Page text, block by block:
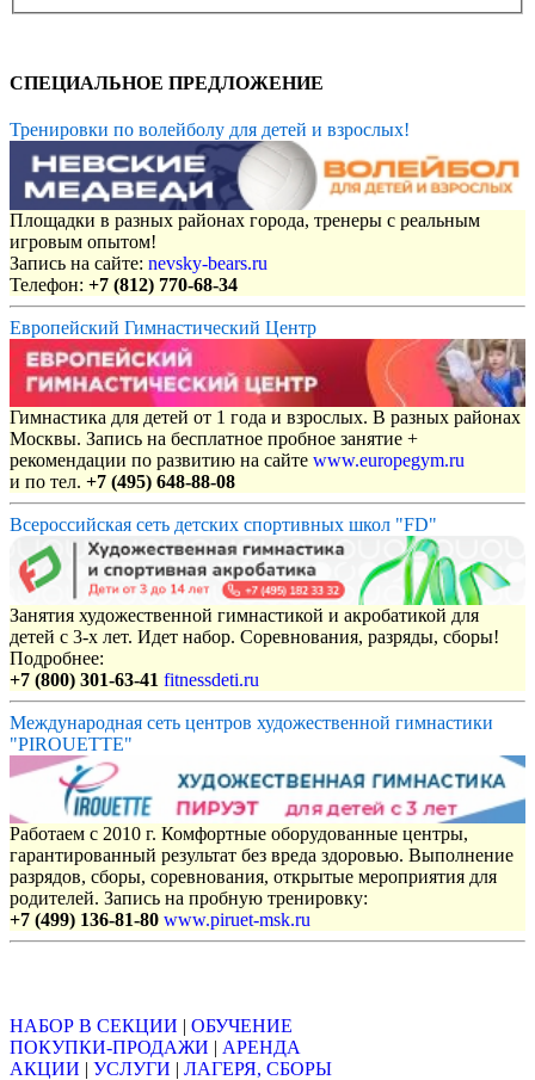
СПЕЦИАЛЬНОЕ ПРЕДЛОЖЕНИЕ
Тренировки по волейболу для детей и взрослых!
Площадки в разных районах города, тренеры с реальным
игровым опытом!
Запись на сайте: nevsky-bears.ru
Телефон: +7 (812) 770-68-34
Европейский Гимнастический Центр
Гимнастика для детей от 1 года и взрослых. В разных районах
Москвы. Запись на бесплатное пробное занятие +
рекомендации по развитию на сайте www.europegym.ru
и по тел. +7 (495) 648-88-08
Всероссийская сеть детских спортивных школ "FD"
Занятия художественной гимнастикой и акробатикой для
детей с 3-х лет. Идет набор. Соревнования, разряды, сборы!
Подробнее:
+7 (800) 301-63-41 fitnessdeti.ru
Международная сеть центров художественной гимнастики
"PIROUETTE"
Работаем с 2010 г. Комфортные оборудованные центры,
гарантированный результат без вреда здоровью. Выполнение
разрядов, сборы, соревнования, открытые мероприятия для
родителей. Запись на пробную тренировку:
+7 (499) 136-81-80 www.piruet-msk.ru
НАБОР В СЕКЦИИ | ОБУЧЕНИЕ
ПОКУПКИ-ПРОДАЖИ | АРЕНДА
АКЦИИ | УСЛУГИ | ЛАГЕРЯ, СБОРЫ